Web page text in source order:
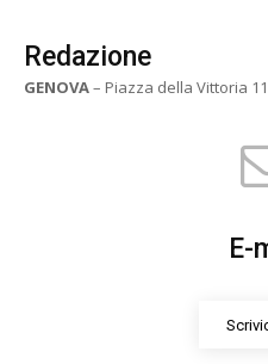
Redazione
GENOVA– Piazza della Vittoria 11
E-